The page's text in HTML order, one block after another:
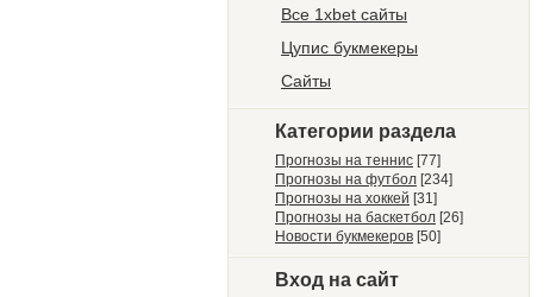
Все 1xbet сайты
Цупис букмекеры
Сайты
Категории раздела
Прогнозы на теннис [77]
Прогнозы на футбол [234]
Прогнозы на хоккей [31]
Прогнозы на баскетбол [26]
Новости букмекеров [50]
Вход на сайт